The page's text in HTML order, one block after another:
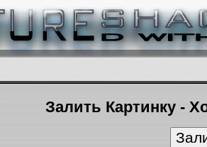
Залить Картинку -